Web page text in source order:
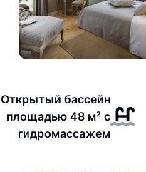
Открытый бассейн
площадью 48 м² с
гидромассажем